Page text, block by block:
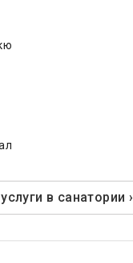
в санатории ›